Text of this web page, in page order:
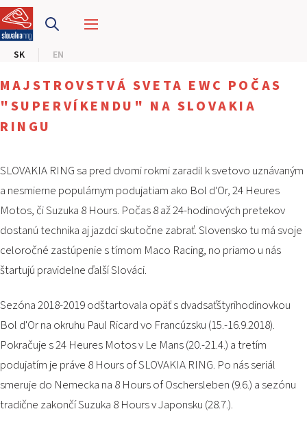
SK EN
PRETEKÁRSKY OKRUH
CENTRUM BEZPEČNEJ JAZDY
HOTEL RING
KALENDÁR
SK
MAPA STRÁNKY
PRE FIRMY
KONTAKTY
MAJSTROVSTVÁ SVETA EWC POČAS
"SUPERVÍKENDU" NA SLOVAKIA
RINGU
SLOVAKIA RING sa pred dvomi rokmi zaradil k svetovo uznávaným
a nesmierne populárnym podujatiam ako Bol d'Or, 24 Heures
Motos, či Suzuka 8 Hours. Počas 8 až 24-hodinových pretekov
dostanú technika aj jazdci skutočne zabrať. Slovensko tu má svoje
celoročné zastúpenie s tímom Maco Racing, no priamo u nás
štartujú pravidelne ďalší Slováci.
Sezóna 2018-2019 odštartovala opäť s dvadsaťštyrihodinovkou
Bol d'Or na okruhu Paul Ricard vo Francúzsku (15.-16.9.2018).
Pokračuje s 24 Heures Motos v Le Mans (20.-21.4.) a tretím
podujatím je práve 8 Hours of SLOVAKIA RING. Po nás seriál
smeruje do Nemecka na 8 Hours of Oschersleben (9.6.) a sezónu
tradične zakončí Suzuka 8 Hours v Japonsku (28.7.).